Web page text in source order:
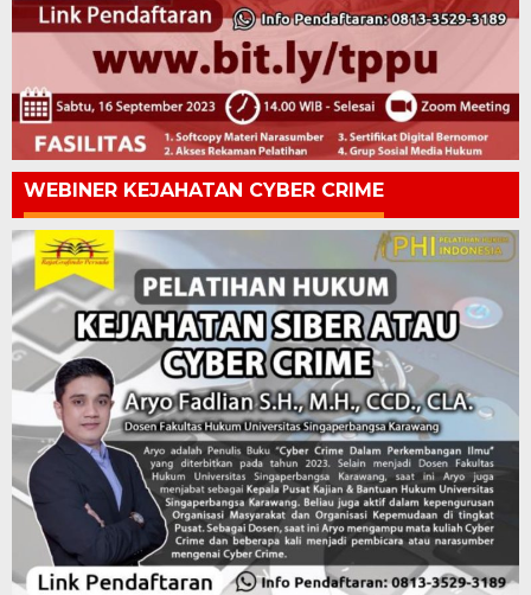
WEBINER KEJAHATAN CYBER CRIME